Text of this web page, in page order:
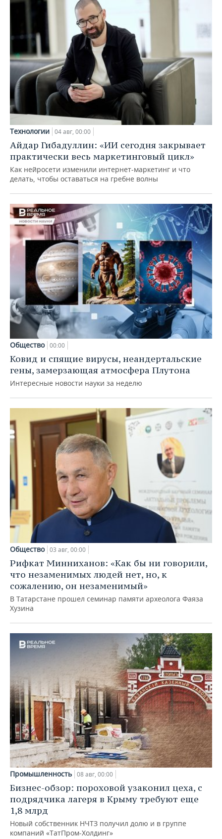
Технологии 04 авг, 00:00
Айдар Гибадуллин: «ИИ сегодня закрывает
практически весь маркетинговый цикл»
Как нейросети изменили интернет-маркетинг и что
делать, чтобы оставаться на гребне волны
Общество 00:00
Ковид и спящие вирусы, неандертальские
гены, замерзающая атмосфера Плутона
Интересные новости науки за неделю
Общество 03 авг, 00:00
Рифкат Минниханов: «Как бы ни говорили,
что незаменимых людей нет, но, к
сожалению, он незаменимый»
В Татарстане прошел семинар памяти археолога Фаяза
Хузина
Промышленность 08 авг, 00:00
Бизнес-обзор: пороховой узаконил цеха, с
подрядчика лагеря в Крыму требуют еще
1,8 млрд
Новый собственник НЧТЗ получил долю и в группе
компаний «ТатПром-Холдинг»